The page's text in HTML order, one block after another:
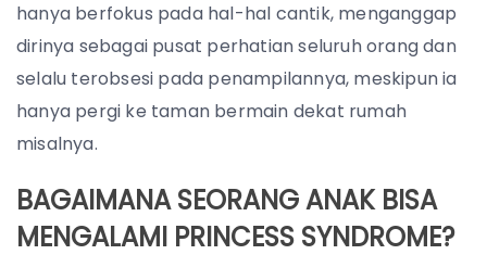
hanya berfokus pada hal-hal cantik, menganggap
dirinya sebagai pusat perhatian seluruh orang dan
selalu terobsesi pada penampilannya, meskipun ia
hanya pergi ke taman bermain dekat rumah
misalnya.
BAGAIMANA SEORANG ANAK BISA
MENGALAMI PRINCESS SYNDROME?